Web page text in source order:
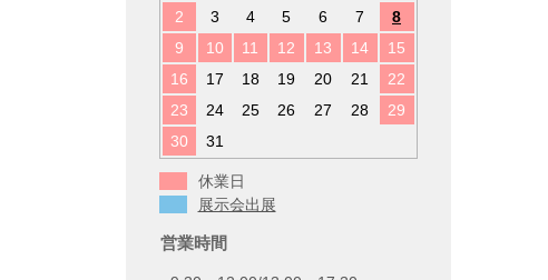
2
3 4 5 6 7
8
9
10 11 12 13 14
15
16
17 18 19 20 21
22
23
24 25 26 27 28
29
30
31
休業日
展示会出展
営業時間